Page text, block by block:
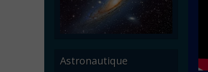
Astronautique